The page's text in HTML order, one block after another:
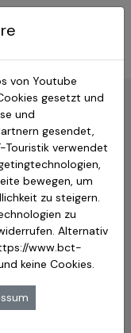
verschiedenste
Ein Heiligtum
ein Gebäude
innerhalb einer
ihre
Stätten
geschützt,
Japan
von Youtube
gesetzt und
und
gesendet,
Touristik verwendet
bewegen, um
zu steigern.
zu
Alternativ
www.bct-
keine Cookies.